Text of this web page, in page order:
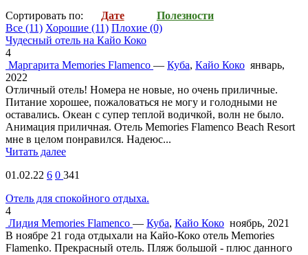
Cортировать по: Дате
Полезности
Все (11) Хорошие (11) Плохие (0)
Чудесный отель на Кайо Коко
4
Маргарита Memories Flamenco — Куба, Кайо Коко январь,
2022
Отличный отель! Номера не новые, но очень приличные.
Питание хорошее, пожаловаться не могу и голодными не
оставались. Океан с супер теплой водичкой, волн не было.
Анимация приличная. Отель Memories Flamenco Beach Resort
мне в целом понравился. Надеюс...
Читать далее
01.02.22 6 0 341
Отель для спокойного отдыха.
4
Лидия Memories Flamenco — Куба, Кайо Коко ноябрь, 2021
В ноябре 21 года отдыхали на Кайо-Коко отель Memories
Flamenko. Прекрасный отель. Пляж большой - плюс данного